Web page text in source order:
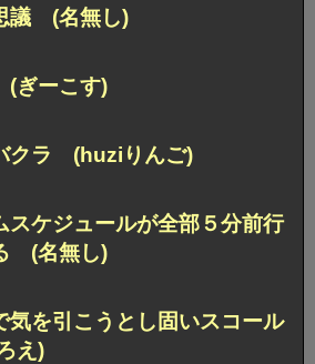
議 (名無し)
ぎーこす)
クラ (huziりんご)
スケジュールが全部５分前行
(名無し)
気を引こうとし 固いスコール
え)